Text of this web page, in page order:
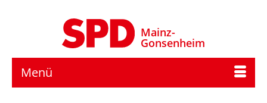
Mainz-
Gonsenheim
Menü